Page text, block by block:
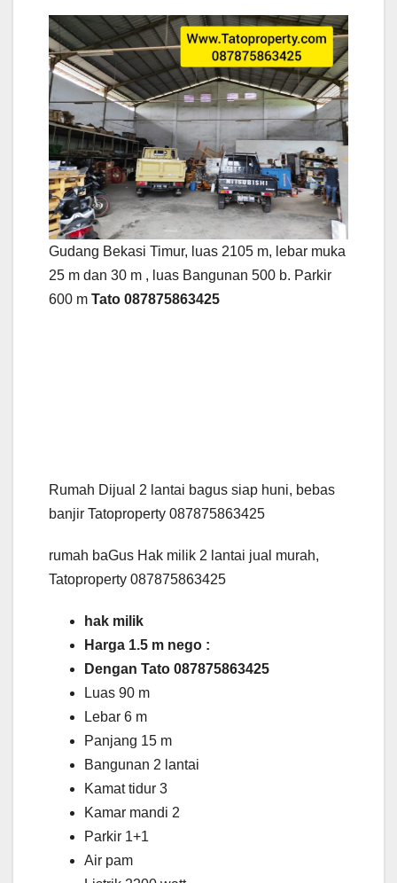
Gudang Bekasi Timur, luas 2105 m, lebar muka
25 m dan 30 m , luas Bangunan 500 b. Parkir
600 m Tato 087875863425
Rumah Dijual 2 lantai bagus siap huni, bebas
banjir Tatoproperty 087875863425
rumah baGus Hak milik 2 lantai jual murah,
Tatoproperty 087875863425
hak milik
Harga 1.5 m nego :
Dengan Tato 087875863425
Luas 90 m
Lebar 6 m
Panjang 15 m
Bangunan 2 lantai
Kamat tidur 3
Kamar mandi 2
Parkir 1+1
Air pam